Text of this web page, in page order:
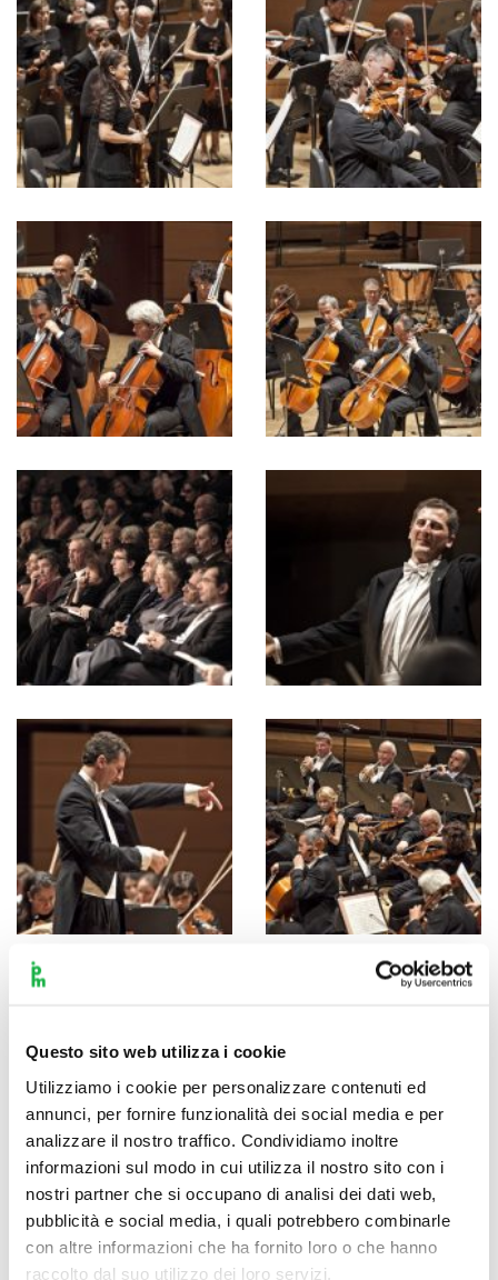
Questo sito web utilizza i cookie
Utilizziamo i cookie per personalizzare contenuti ed
annunci, per fornire funzionalità dei social media e per
analizzare il nostro traffico. Condividiamo inoltre
informazioni sul modo in cui utilizza il nostro sito con i
nostri partner che si occupano di analisi dei dati web,
pubblicità e social media, i quali potrebbero combinarle
con altre informazioni che ha fornito loro o che hanno
raccolto dal suo utilizzo dei loro servizi.